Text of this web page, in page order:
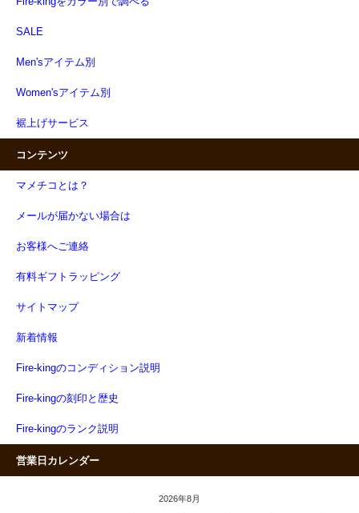
SALE
Men'sアイテム別
Women'sアイテム別
裾上げサービス
コンテンツ
マメチコとは？
メールが届かない場合は
お客様へご連絡
有料ギフトラッピング
サイトマップ
新着情報
Fire-kingのコンディション説明
Fire-kingの刻印と歴史
Fire-kingのランク説明
営業日カレンダー
2026年8月